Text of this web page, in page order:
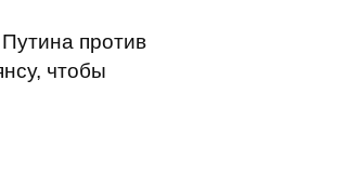
против
чтобы